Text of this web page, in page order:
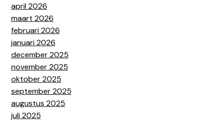
april 2026
maart 2026
februari 2026
januari 2026
december 2025
november 2025
oktober 2025
september 2025
augustus 2025
juli 2025